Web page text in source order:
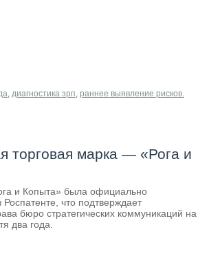
, диагностика зрп, раннее выявление рисков.
торговая марка — «Рога и
и Копыта» была официально
Роспатенте, что подтверждает
бюро стратегических коммуникаций на
два года.